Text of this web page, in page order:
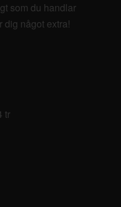
som du handlar
dig något extra!
tr